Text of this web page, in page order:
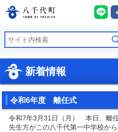
八千代町公式ホー
新着情報
令和6年度 離任式
令和7年3月31日（月） 本日、離
先生方がこの八千代第一中学校か